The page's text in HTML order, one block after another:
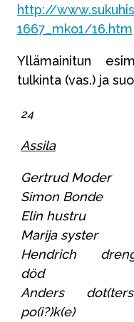
http://
1667_mko1/16.htm
Yllämainitun
tulkinta (vas.) ja
24
Assila
Gertrud Moder
Simon Bonde
Elin hustru
Marija syster
Hendrich
död
Anders
po(i?)k(e)